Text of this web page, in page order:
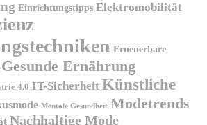
Einrichtungstipps Elektromobilität
Erneuerbare
Gesunde Ernährung
4.0 IT-Sicherheit Künstliche
Mentale Gesundheit Modetrends
Nachhaltige Mode